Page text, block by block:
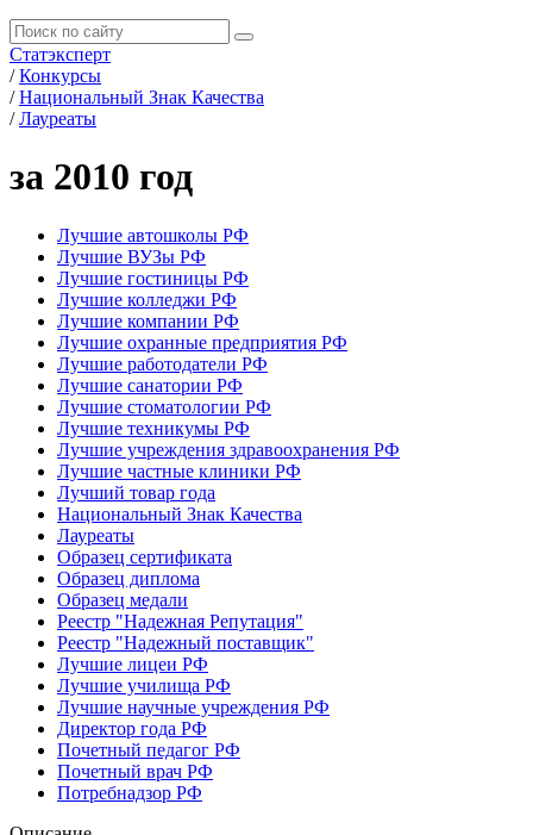
Статэксперт
/ Конкурсы
/ Национальный Знак Качества
/ Лауреаты
за 2010 год
Лучшие автошколы РФ
Лучшие ВУЗы РФ
Лучшие гостиницы РФ
Лучшие колледжи РФ
Лучшие компании РФ
Лучшие охранные предприятия РФ
Лучшие работодатели РФ
Лучшие санатории РФ
Лучшие стоматологии РФ
Лучшие техникумы РФ
Лучшие учреждения здравоохранения РФ
Лучшие частные клиники РФ
Лучший товар года
Национальный Знак Качества
Лауреаты
Образец сертификата
Образец диплома
Образец медали
Реестр "Надежная Репутация"
Реестр "Надежный поставщик"
Лучшие лицеи РФ
Лучшие училища РФ
Лучшие научные учреждения РФ
Директор года РФ
Почетный педагог РФ
Почетный врач РФ
Потребнадзор РФ